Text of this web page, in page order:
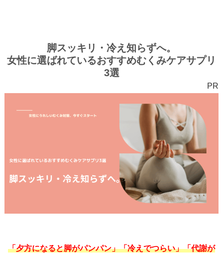
脚スッキリ・冷え知らずへ。
女性に選ばれているおすすめむくみケアサプリ
3選
PR
「夕方になると脚がパンパン」「冷えでつらい」「代謝が